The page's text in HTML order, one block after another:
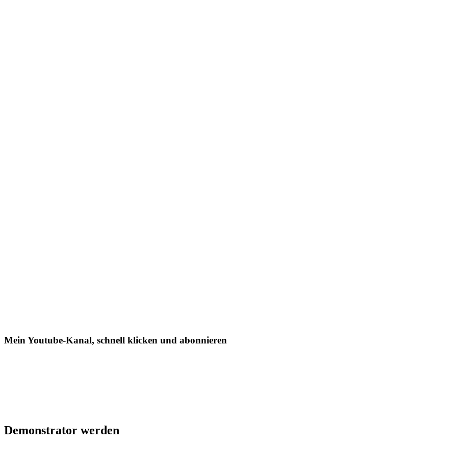
Mein Youtube-Kanal, schnell klicken und abonnieren
Demonstrator werden